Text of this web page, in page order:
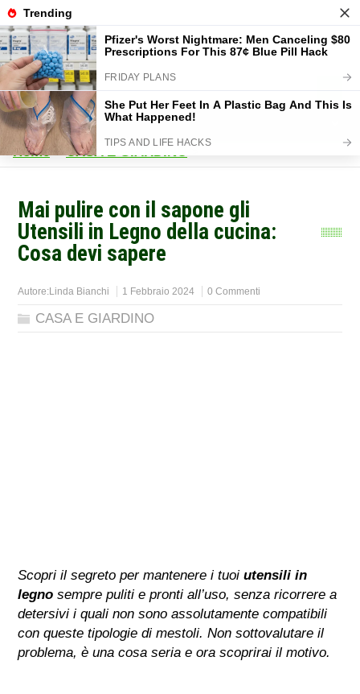
Home > CASA E GIARDINO
Mai pulire con il sapone gli
Utensili in Legno della cucina:
Cosa devi sapere
Autore:Linda Bianchi 1 Febbraio 2024 0 Commenti
CASA E GIARDINO
Scopri il segreto per mantenere i tuoiutensili in
legno sempre puliti e pronti all’uso, senza ricorrere a
detersivi i quali non sono assolutamente compatibili
con queste tipologie di mestoli. Non sottovalutare il
problema, è una cosa seria e ora scoprirai il motivo.